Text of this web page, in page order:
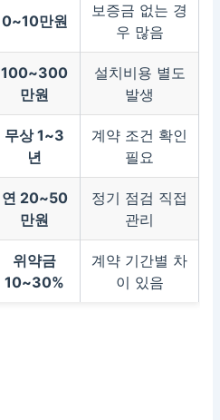
0~10만원
보증금 없는 경
우 많음
100~300
만원
설치비용 별도
발생
무상 1~3
년
계약 조건 확인
필요
연 20~50
만원
정기 점검 직접
관리
위약금
10~30%
계약 기간별 차
이 있음